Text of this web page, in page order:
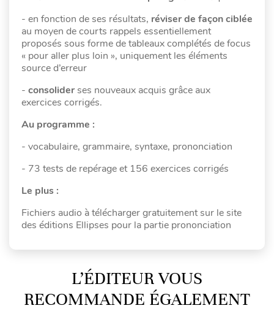
- en fonction de ses résultats, réviser de façon ciblée
au moyen de courts rappels essentiellement
proposés sous forme de tableaux complétés de focus
« pour aller plus loin », uniquement les éléments
source d’erreur
- consoliderses nouveaux acquis grâce aux
exercices corrigés.
Au programme :
- vocabulaire, grammaire, syntaxe, prononciation
- 73 tests de repérage et 156 exercices corrigés
Le plus :
Fichiers audio à télécharger gratuitement sur le site
des éditions Ellipses pour la partie prononciation
L’ÉDITEUR VOUS
RECOMMANDE ÉGALEMENT